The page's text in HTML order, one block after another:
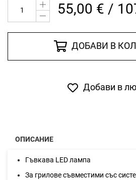
55,00 € /
ДОБАВИ В
Добави в
ОПИСАНИЕ
Гъвкава LED лампа
За грилове съвместими със